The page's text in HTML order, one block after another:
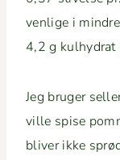
ven­lige i
4,2 g kul­hy­drat
Jeg bruger
ville spise
bliv­er ikke